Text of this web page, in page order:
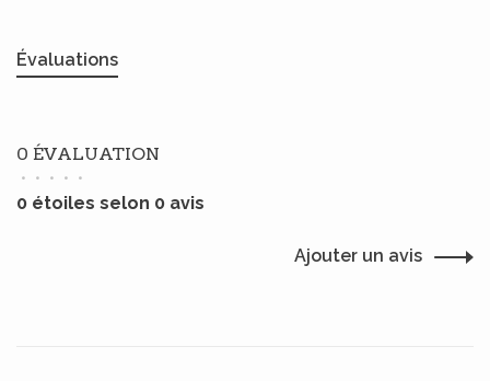
Évaluations
0 ÉVALUATION
• • • • •
0 étoiles selon 0 avis
Ajouter un avis